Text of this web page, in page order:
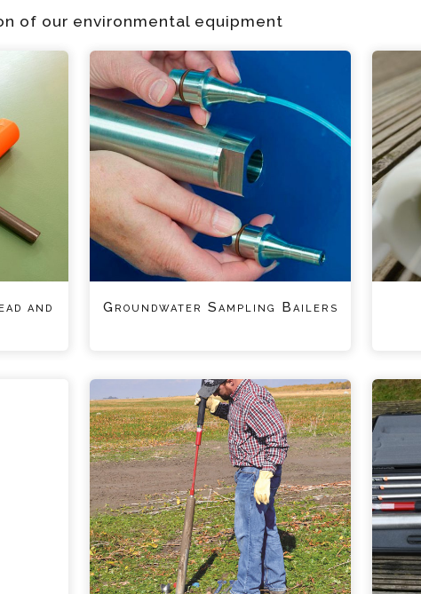
of our environmental equipment
and
Groundwater Sampling Bailers